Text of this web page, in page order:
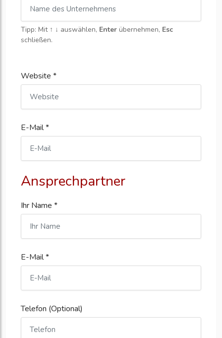
Tipp: Mit ↑ ↓ auswählen, Enter übernehmen, Esc
schließen.
Website *
E-Mail *
Ansprechpartner
Ihr Name *
E-Mail *
Telefon (Optional)